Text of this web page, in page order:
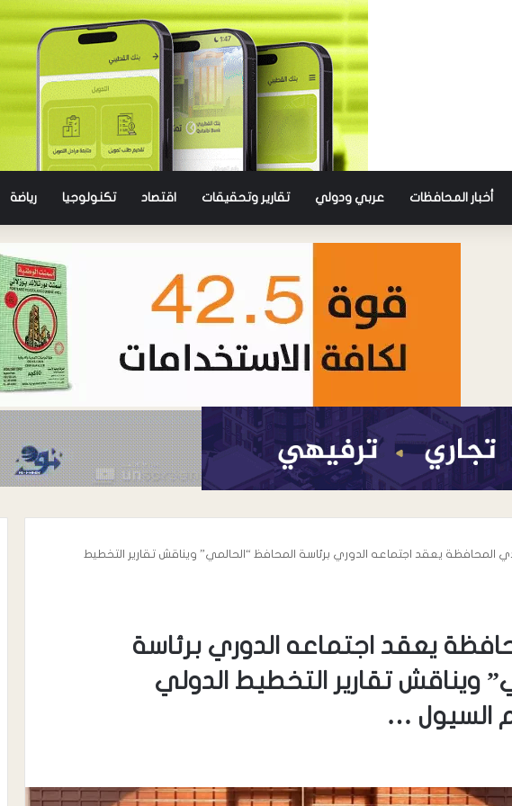
أخبار المحافظات عربي ودولي تقارير وتحقيقات اقتصاد تكنولوجيا رياضة
المحافظة يعقد اجتماعه الدوري برئاسة المحافظ “الحالمي” ويناقش تقارير التخطيط
يعقد اجتماعه الدوري برئاسة
ويناقش تقارير التخطيط الدولي
السيول …أغسطس 5, 2026
المطرفي رئيس الجامع القبلي